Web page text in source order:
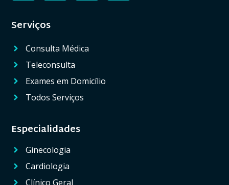
Serviços
Consulta Médica
Teleconsulta
Exames em Domicílio
Todos Serviços
Especialidades
Ginecologia
Cardiologia
Clínico Geral